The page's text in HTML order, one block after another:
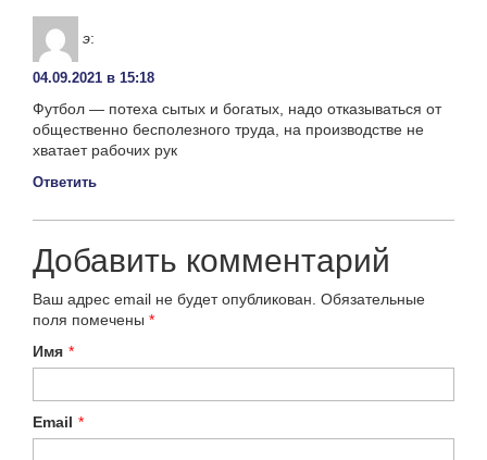
э:
04.09.2021 в 15:18
Футбол — потеха сытых и богатых, надо отказываться от
общественно бесполезного труда, на производстве не
хватает рабочих рук
Ответить
Добавить комментарий
Ваш адрес email не будет опубликован. Обязательные
поля помечены *
Имя *
Email *